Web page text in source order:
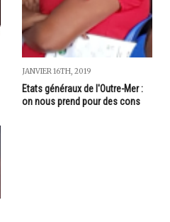
JANVIER 16TH, 2019
Etats généraux de l'Outre-Mer :
on nous prend pour des cons